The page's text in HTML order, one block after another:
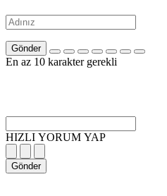
Gönder
En az 10 karakter gerekli
HIZLI YORUM YAP
Gönder